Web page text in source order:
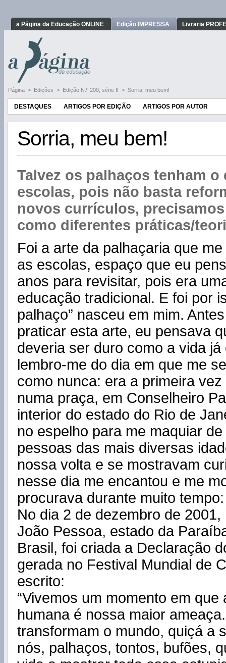
a Página da Educação ONLINE Edição IMPRESSA Livraria
Página > Edições > Edição N.º 200, série II > Sorria, meu bem!
DESTAQUES ARTIGOS POR EDIÇÃO ARTIGOS POR AUTOR
Sorria, meu bem!
Talvez os palhaços tenham o
escolas, pois não basta
novos currículos,
como diferentes práticas/
Foi a arte da palhaçaria que
as escolas, espaço que eu
anos para revisitar, pois era
educação tradicional. E foi por
palhaço” nasceu em mim.
praticar esta arte, eu pensava
deveria ser duro como a vida já
lembro-me do dia em que me
como nunca: era a primeira
numa praça, em Conselheiro
interior do estado do Rio de
no espelho para me maquiar
pessoas das mais diversas
nossa volta e se mostravam
nesse dia me encantou e me
procurava durante muito
No dia 2 de dezembro de
João Pessoa, estado da
Brasil, foi criada a Declaração
gerada no Festival Mundial de
escrito:
“Vivemos um momento em que
humana é nossa maior
transformam o mundo, quiçá a
nós, palhaços, tontos, bufões,